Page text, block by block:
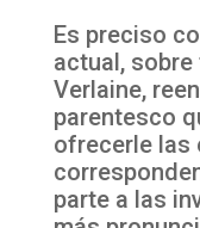
Es preciso
actual,
Verlaine,
parentesco
ofrecerle las
parte a las